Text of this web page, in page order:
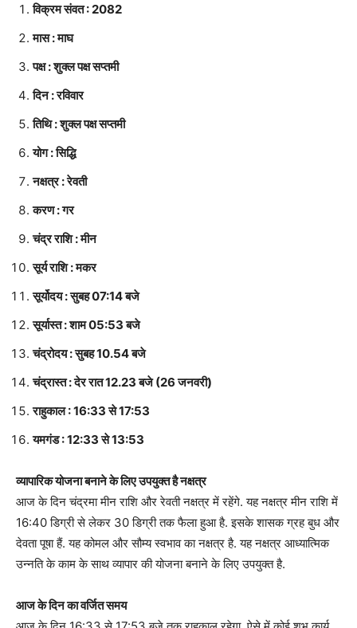
विक्रम संवत : 2082
मास : माघ
पक्ष : शुक्ल पक्ष सप्तमी
दिन : रविवार
तिथि : शुक्ल पक्ष सप्तमी
योग : सिद्धि
नक्षत्र : रेवती
करण : गर
चंद्र राशि : मीन
सूर्य राशि : मकर
सूर्योदय : सुबह 07:14 बजे
सूर्यास्त : शाम 05:53 बजे
चंद्रोदय : सुबह 10.54 बजे
चंद्रास्त : देर रात 12.23 बजे (26 जनवरी)
राहुकाल : 16:33 से 17:53
यमगंड : 12:33 से 13:53
व्यापारिक योजना बनाने के लिए उपयुक्त है नक्षत्र
आज के दिन चंद्रमा मीन राशि और रेवती नक्षत्र में रहेंगे. यह नक्षत्र मीन राशि में
16:40 डिग्री से लेकर 30 डिग्री तक फैला हुआ है. इसके शासक ग्रह बुध और
देवता पूषा हैं. यह कोमल और सौम्य स्वभाव का नक्षत्र है. यह नक्षत्र आध्यात्मिक
उन्नति के काम के साथ व्यापार की योजना बनाने के लिए उपयुक्त है.
आज के दिन का वर्जित समय